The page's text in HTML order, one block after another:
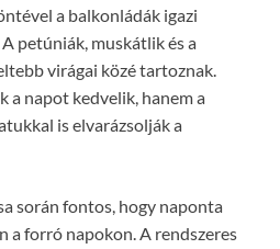
a balkonládák igazi
petúniák, muskátlik és a
virágai közé tartoznak.
a napot kedvelik, hanem a
is elvarázsolják a
során fontos, hogy naponta
a forró napokon. A rendszeres